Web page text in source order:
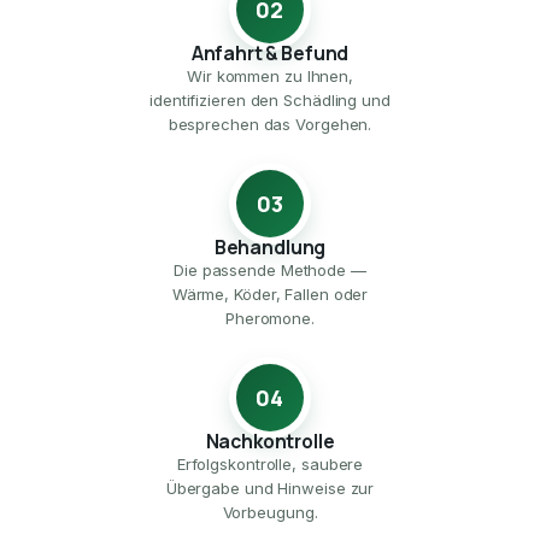
02
Anfahrt & Befund
Wir kommen zu Ihnen,
identifizieren den Schädling und
besprechen das Vorgehen.
03
Behandlung
Die passende Methode —
Wärme, Köder, Fallen oder
Pheromone.
04
Nachkontrolle
Erfolgskontrolle, saubere
Übergabe und Hinweise zur
Vorbeugung.